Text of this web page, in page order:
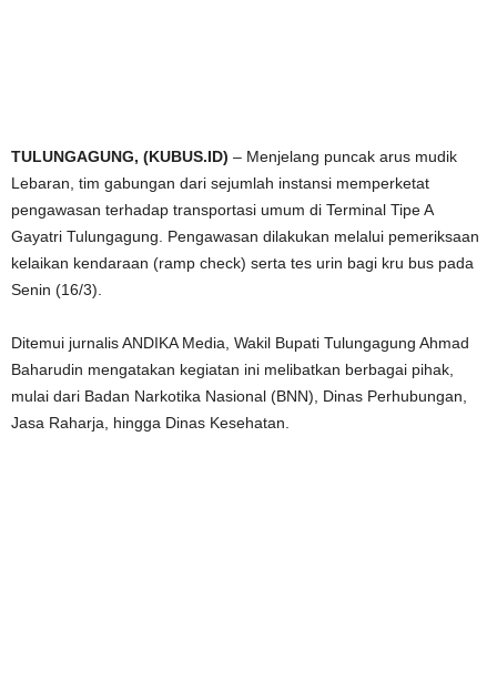
TULUNGAGUNG, (KUBUS.ID) – Menjelang puncak arus mudik
Lebaran, tim gabungan dari sejumlah instansi memperketat
pengawasan terhadap transportasi umum di Terminal Tipe A
Gayatri Tulungagung. Pengawasan dilakukan melalui pemeriksaan
kelaikan kendaraan (ramp check) serta tes urin bagi kru bus pada
Senin (16/3).
Ditemui jurnalis ANDIKA Media, Wakil Bupati Tulungagung Ahmad
Baharudin mengatakan kegiatan ini melibatkan berbagai pihak,
mulai dari Badan Narkotika Nasional (BNN), Dinas Perhubungan,
Jasa Raharja, hingga Dinas Kesehatan.